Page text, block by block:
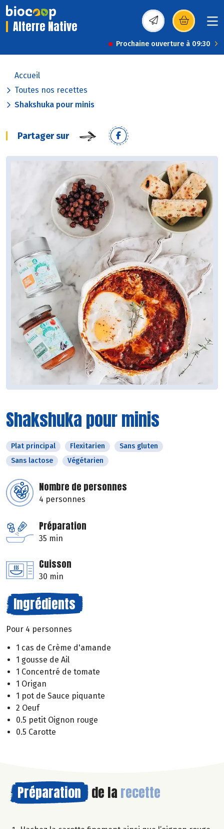
Alterre Native (s’ouvre dans une
Prochaine ouverture à 09:30
Accueil
Toutes nos recettes
Shakshuka pour minis
Partager sur
Shakshuka pour minis
Plat principal Flexitarien
Sans gluten
Sans lactose
Végétarien
Nombre de personnes
4 personnes
Préparation
35 min
Cuisson
30 min
Ingrédients
Pour 4 personnes
1 cas de Crème d'amande
1 gousse de Ail
1 Concentré de tomate
1 Origan
1 pot de Sauce piquante
2 Oeuf
0.5 petit Oignon rouge
0.5 Carotte
Préparation de la recette